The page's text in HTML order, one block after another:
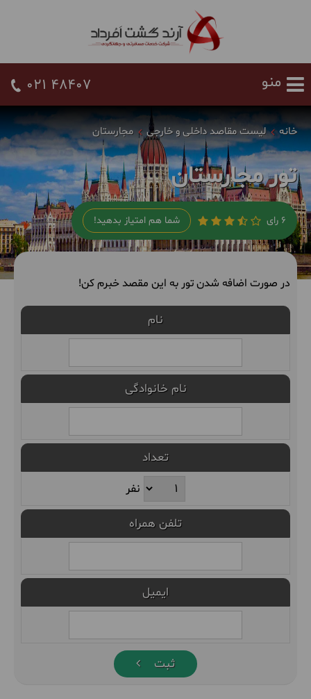
021 48407
خانه لیست مقاصد داخلی و خارجی مجارستان
تور مجارستان
6 رای شما هم امتیاز بدهید!
در صورت اضافه شدن تور به این مقصد خبرم کن!
نام
نام خانوادگی
تعداد
نفر
تلفن همراه
ایمیل
ثبت